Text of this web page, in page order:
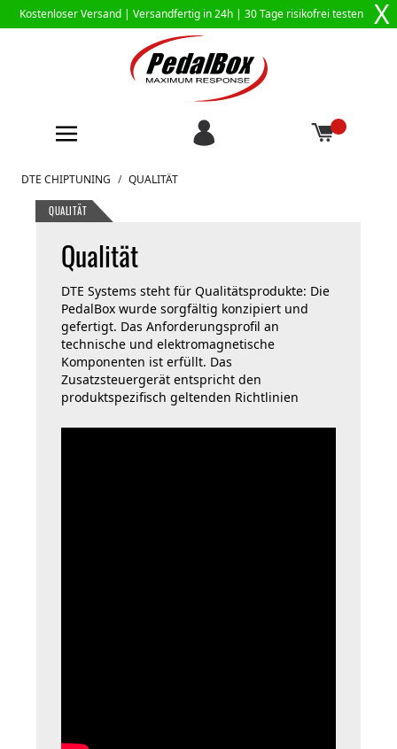
Kostenloser Versand | Versandfertig in 24h | 30 Tage risikofrei testen X
Zum Inhalt springen
DTE CHIPTUNING / QUALITÄT
QUALITÄT
Qualität
DTE Systems steht für Qualitätsprodukte: Die
PedalBox wurde sorgfältig konzipiert und
gefertigt. Das Anforderungsprofil an
technische und elektromagnetische
Komponenten ist erfüllt. Das
Zusatzsteuergerät entspricht den
produktspezifisch geltenden Richtlinien